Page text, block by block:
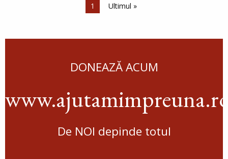
Pagina curentă
1 Ultima pagină
Ultimul »
DONEAZĂ ACUM
De NOI depinde totul